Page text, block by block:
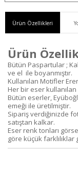
Ürün Özellikleri
Ürün
Bütün Paspartular ;
ve el ile boyanmıştır.
Kullanılan Motifler
Her bir eser
Bütün eserler,
emeği ile üretilmiştir.
Sipariş verdiğinizde
satıştan kalkar.
Eser renk tonları
göre küçük